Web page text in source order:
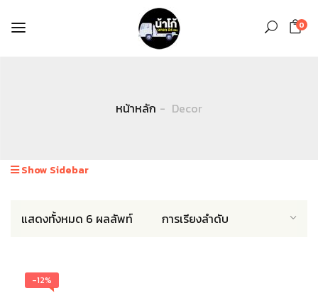
0
หน้าหลัก Decor
Show Sidebar
แสดงทั้งหมด 6 ผลลัพท์
-12%